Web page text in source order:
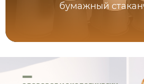
бумажный